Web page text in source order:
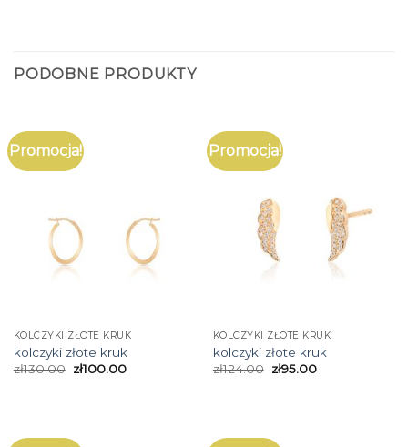
PODOBNE PRODUKTY
Promocja!
KOLCZYKI ZŁOTE KRUK
kolczyki złote kruk
zł130.00 zł100.00
Promocja!
KOLCZYKI ZŁOTE KRUK
kolczyki złote kruk
zł124.00 zł95.00